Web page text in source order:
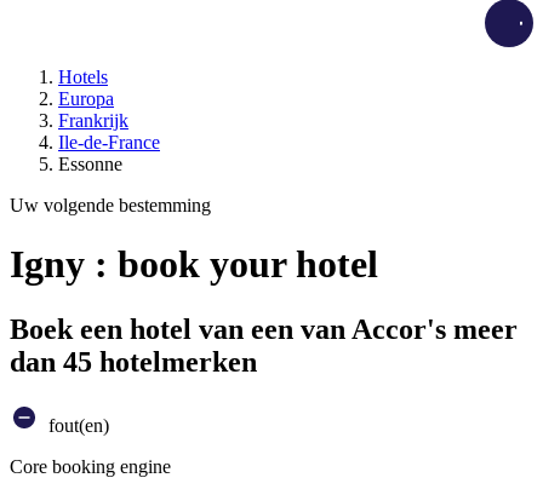
Hotels
Europa
Frankrijk
Ile-de-France
Essonne
Uw volgende bestemming
Igny : book your hotel
Boek een hotel van een van Accor's meer
dan 45 hotelmerken
fout(en)
Core booking engine